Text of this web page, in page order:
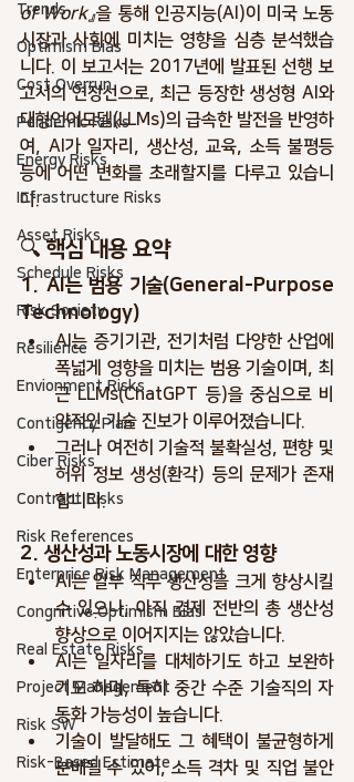
Trends
Optimism Bias
Cost Overrun
Pendemic Risks
Energy Risks
Infrastructure Risks
Asset Risks
Schedule Risks
Risk Society
Resilience
Envionment Risks
Contigency Plan
Ciber Risks
Contract Risks
Risk References
Enterprise Risk Management
Congnitive.Optimism Bias
Real Estate Risks
Project Management
Risk SW
Risk-Based Estimate
of Work』을 통해 인공지능(AI)이 미국 노동
시장과 사회에 미치는 영향을 심층 분석했습
니다. 이 보고서는 2017년에 발표된 선행 보
고서의 연장선으로, 최근 등장한 생성형 AI와
대형언어모델(LLMs)의 급속한 발전을 반영하
여, AI가 일자리, 생산성, 교육, 소득 불평등
등에 어떤 변화를 초래할지를 다루고 있습니
다.
🔍 핵심 내용 요약
1. AI는 범용 기술(General-Purpose
Technology)
AI는 증기기관, 전기처럼 다양한 산업에
폭넓게 영향을 미치는 범용 기술이며, 최
근 LLMs(ChatGPT 등)을 중심으로 비
약적인 기술 진보가 이루어졌습니다.
그러나 여전히 기술적 불확실성, 편향
허위 정보 생성(환각) 등의 문제가 존재
합니다.
2. 생산성과 노동시장에 대한 영향
AI는 일부 직무 생산성을 크게 향상시킬
수 있으나, 아직 경제 전반의 총 생산성
향상으로 이어지지는 않았습니다.
AI는 일자리를 대체하기도 하고 보완하
기도 하며, 특히 중간 수준 기술직의 자
동화 가능성이 높습니다.
기술이 발달해도 그 혜택이 불균형하게
분배될 수 있어, 소득 격차 및 직업 불안